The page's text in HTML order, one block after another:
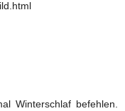
Winterschlaf befehlen.